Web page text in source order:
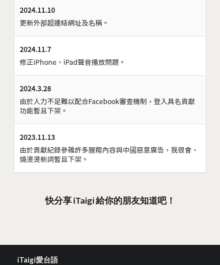
2024.11.10
更新外部超連結網址及名稱。
2024.11.7
修正iPhone、iPad聲音播放問題。
2024.3.28
由於人力不足難以配合Facebook審查機制，登入具名貢獻
功能暫且下架。
2023.11.13
由於貢獻紀錄參雜許多腥羶內容與中國惡意廣告，我很會、
燒燙燙新詞暫且下架。
快分享 iTaigi 給你的朋友知道吧！
iTaigi愛台語